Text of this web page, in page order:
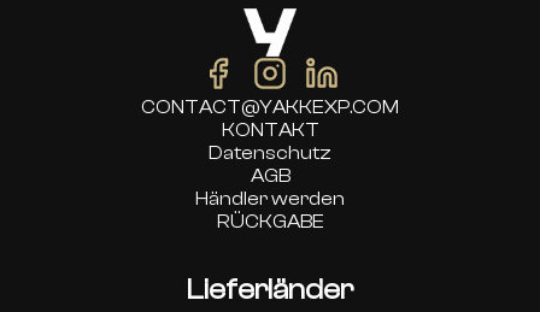
CONTACT@YAKKEXP.COM
KONTAKT
Datenschutz
AGB
Händler werden
RÜCKGABE
Lieferländer